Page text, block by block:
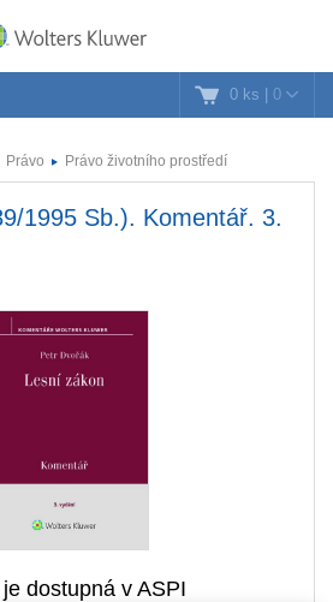
0 ks | 0
Právo Právo životního prostředí
1995 Sb.). Komentář. 3.
dostupná v ASPI